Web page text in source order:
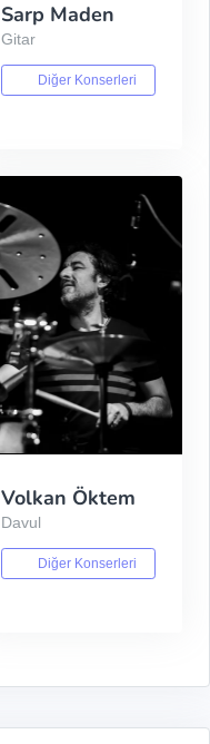
Sarp Maden
Gitar
Diğer Konserleri
Volkan Öktem
Davul
Diğer Konserleri